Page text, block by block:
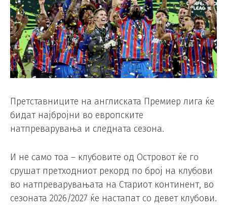
Претставниците на англиската Премиер лига ќе
бидат најбројни во европските
натпреварувања и следната сезона.
И не само тоа – клубовите од Островот ќе го
срушат претходниот рекорд по број на клубови
во натпреварувањата на Стариот континент, во
сезоната 2026/2027 ќе настапат со девет клубови.